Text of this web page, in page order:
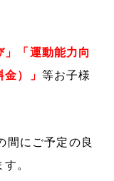
」「運動能力向
）」 等お子様
間にご予定の良
。